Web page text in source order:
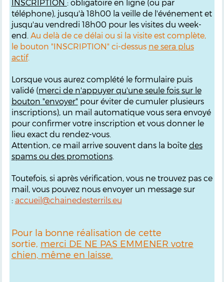
INSCRIPTION : obligatoire en ligne (ou par
téléphone), jusqu'à 18h00 la veille de l'événement et
jusqu'au vendredi 18h00 pour les visites du week-
end. Au delà de ce délai ou si la visite est complète,
le bouton "INSCRIPTION" ci-dessus ne sera plus
actif.
Lorsque vous aurez complété le formulaire puis
validé (merci de n'appuyer qu'une seule fois sur le
bouton "envoyer" pour éviter de cumuler plusieurs
inscriptions), un mail automatique vous sera envoyé
pour confirmer votre inscription et vous donner le
lieu exact du rendez-vous.
Attention, ce mail arrive souvent dans la boîte des
spams ou des promotions.
Toutefois, si après vérification, vous ne trouvez pas ce
mail, vous pouvez nous envoyer un message sur
: accueil@chainedesterrils.eu
Pour la bonne réalisation de cette
sortie, merci DE NE PAS EMMENER votre
chien, même en laisse.